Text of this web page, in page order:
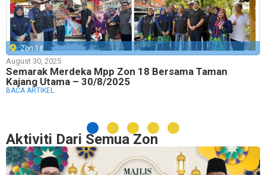
Zon 18
August 30, 2025
Semarak Merdeka Mpp Zon 18 Bersama Taman
Kajang Utama – 30/8/2025
BACA ARTIKEL
Aktiviti Dari Semua Zon